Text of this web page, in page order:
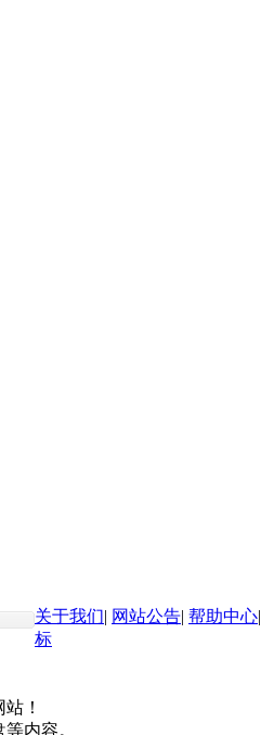
关于我们| 网站公告| 帮助中心|
标
！
内容。